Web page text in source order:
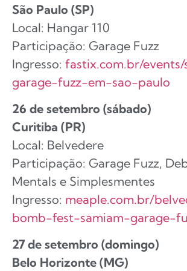
São Paulo (SP)
Local: Hangar 110
Participação: Garage Fuzz
Ingresso: fastix.com.br/
garage-fuzz-em-sao-paulo
26 de setembro (sábado)
Curitiba (PR)
Local: Belvedere
Participação: Garage Fuzz,
Mentals e Simplesmentes
Ingresso: meaple.com.br/
bomb-fest-samiam-garage-
27 de setembro (domingo)
Belo Horizonte (MG)